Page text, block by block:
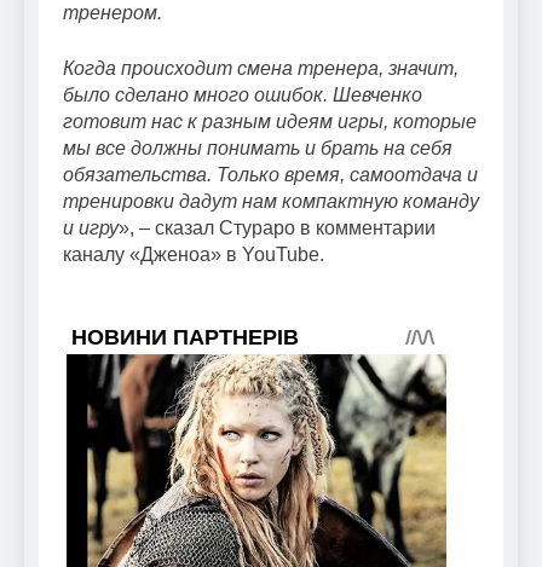
тренером.
Когда происходит смена тренера, значит,
было сделано много ошибок. Шевченко
готовит нас к разным идеям игры, которые
мы все должны понимать и брать на себя
обязательства. Только время, самоотдача и
тренировки дадут нам компактную команду
и игру», – сказал Стураро в комментарии
каналу «Дженоа» в YouTube.